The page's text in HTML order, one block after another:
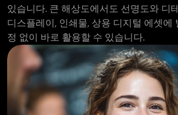
있습니다. 큰 해상도에서도 선명도와 디
디스플레이, 인쇄물, 상용 디지털 에셋에
정 없이 바로 활용할 수 있습니다.